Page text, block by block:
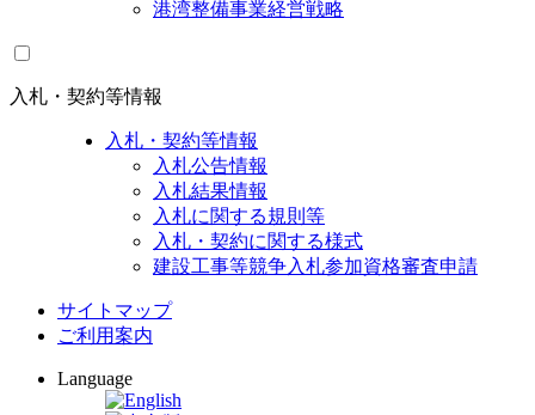
港湾整備事業経営戦略
入札・契約等情報
入札・契約等情報
入札公告情報
入札結果情報
入札に関する規則等
入札・契約に関する様式
建設工事等競争入札参加資格審査申請
サイトマップ
ご利用案内
Language